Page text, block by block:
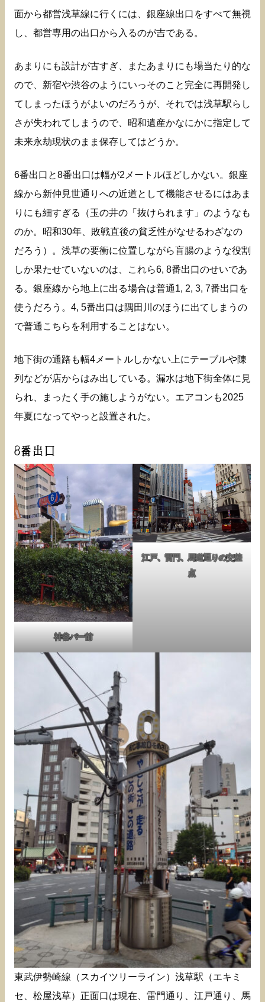
面から都営浅草線に行くには、銀座線出口をすべて無視
し、都営専用の出口から入るのが吉である。
あまりにも設計が古すぎ、またあまりにも場当たり的な
ので、新宿や渋谷のようにいっそのこと完全に再開発し
てしまったほうがよいのだろうが、それでは浅草駅らし
さが失われてしまうので、昭和遺産かなにかに指定して
未来永劫現状のまま保存してはどうか。
6番出口と8番出口は幅が2メートルほどしかない。銀座
線から新仲見世通りへの近道として機能させるにはあま
りにも細すぎる（玉の井の「抜けられます」のようなも
のか。昭和30年、敗戦直後の貧乏性がなせるわざなの
だろう）。浅草の要衝に位置しながら盲腸のような役割
しか果たせていないのは、これら6, 8番出口のせいであ
る。銀座線から地上に出る場合は普通1, 2, 3, 7番出口を
使うだろう。4, 5番出口は隅田川のほうに出てしまうの
で普通こちらを利用することはない。
地下街の通路も幅4メートルしかない上にテーブルや陳
列などが店からはみ出している。漏水は地下街全体に見
られ、まったく手の施しようがない。エアコンも2025
年夏になってやっと設置された。
8番出口
神谷バー前
江戸、雷門、馬道通りの交差
点
東武伊勢崎線（スカイツリーライン）浅草駅（エキミ
セ、松屋浅草）正面口は現在、雷門通り、江戸通り、馬